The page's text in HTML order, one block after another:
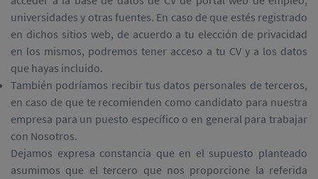
universidades y otras fuentes. En caso de que estés registrado
en dichos sitios web, de acuerdo a tu elección de privacidad
en los mismos, podremos tener acceso a tu CV y a los datos
que hayas incluido.
También podríamos recibir tus datos personales de terceros,
en caso de que te recomienden como candidato para nuestra
empresa para un puesto específico o en general para trabajar
con Nosotros.
Dejamos expresa constancia que en el supuesto planteado
asumimos que el tercero que nos proporcione la referida